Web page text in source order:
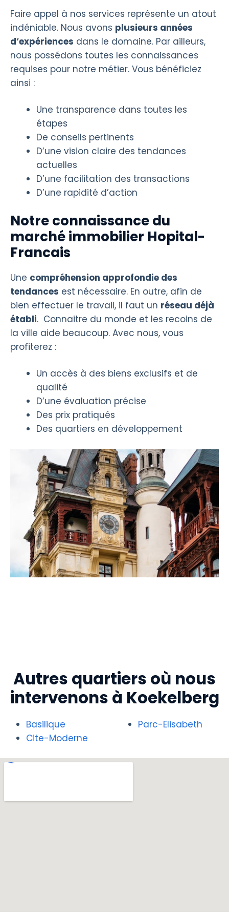
Faire appel à nos services représente un atout
indéniable. Nous avons plusieurs années
d’expériences dans le domaine. Par ailleurs,
nous possédons toutes les connaissances
requises pour notre métier. Vous bénéficiez
ainsi :
Une transparence dans toutes les
étapes
De conseils pertinents
D’une vision claire des tendances
actuelles
D’une facilitation des transactions
D’une rapidité d’action
Notre connaissance du
marché immobilier Hopital-
Francais
Une compréhension approfondie des
tendances est nécessaire. En outre, afin de
bien effectuer le travail, il faut un réseau déjà
établi. Connaitre du monde et les recoins de
la ville aide beaucoup. Avec nous, vous
profiterez :
Un accès à des biens exclusifs et de
qualité
D’une évaluation précise
Des prix pratiqués
Des quartiers en développement
Autres quartiers où nous
intervenons à Koekelberg
Basilique
Cite-Moderne
Parc-Elisabeth